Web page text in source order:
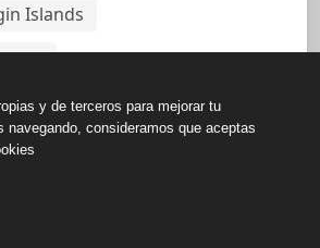
Islands
© All rights reserved.
de Papeles Del Panamá
y de terceros para mejorar tu
navegando, consideramos que aceptas